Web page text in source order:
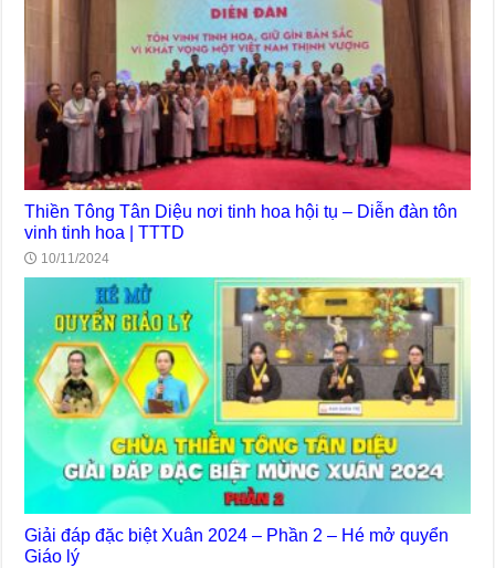
Thiền Tông Tân Diệu nơi tinh hoa hội tụ – Diễn đàn tôn
vinh tinh hoa | TTTD
10/11/2024
Giải đáp đặc biệt Xuân 2024 – Phần 2 – Hé mở quyển
Giáo lý